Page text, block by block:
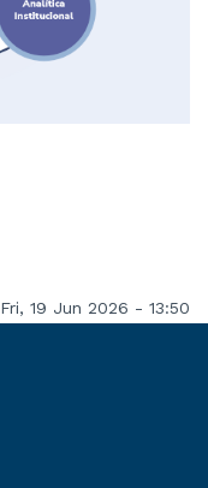
19 Jun 2026 - 13:50